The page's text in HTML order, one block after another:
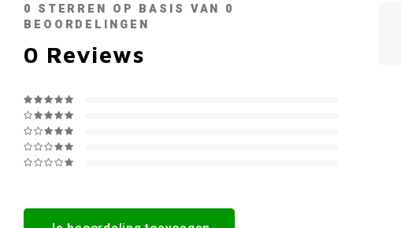
0 STERREN OP BASIS VAN 0
BEOORDELINGEN
0 Reviews